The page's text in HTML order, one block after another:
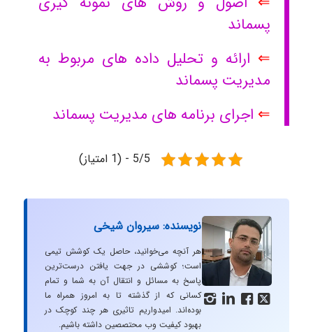
پسماند
⇐ ارائه و تحلیل داده های مربوط به
مدیریت پسماند
⇐ اجرای برنامه های مدیریت پسماند
5/5 - (1 امتیاز)
   
نویسنده: سیروان شیخی
هر آنچه می‌خوانید، حاصل یک کوشش تیمی
است؛ کوششی در جهت یافتن درست‌ترین
پاسخ به مسائل و انتقال آن به شما و تمام
کسانی که از گذشته تا به امروز همراه ما
بوده‌اند. امیدواریم تاثیری هر چند کوچک در
بهبود کیفیت وب محتصصین داشته باشیم.